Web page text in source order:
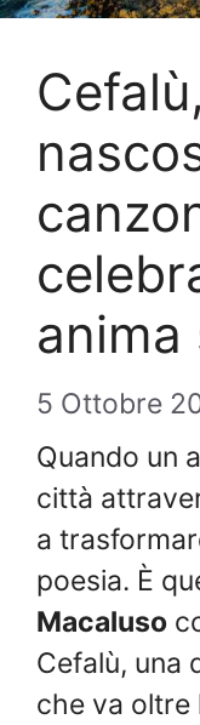
anima
5 Ottobre
Quando un
città
a
poesia. È
Macaluso
Cefalù, una
che va oltre